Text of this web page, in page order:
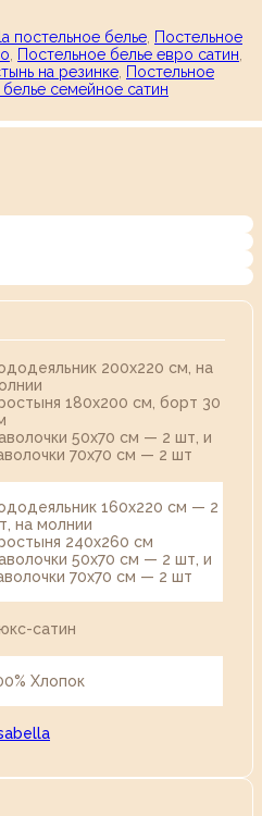
постельное белье Постельное
Постельное белье евро сатин
на резинке Постельное
семейное сатин
200х220 см, на
180х200 см, борт 30
50х70 см — 2 шт, и
70х70 см — 2 шт
160х220 см — 2
на молнии
240х260 см
50х70 см — 2 шт, и
70х70 см — 2 шт
сатин
Хлопок